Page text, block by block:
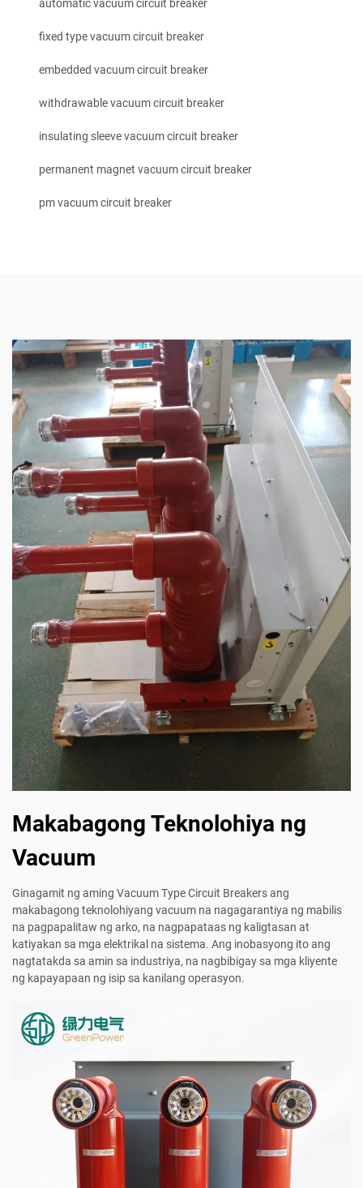
automatic vacuum circuit breaker
fixed type vacuum circuit breaker
embedded vacuum circuit breaker
withdrawable vacuum circuit breaker
insulating sleeve vacuum circuit breaker
permanent magnet vacuum circuit breaker
pm vacuum circuit breaker
Makabagong Teknolohiya ng
Vacuum
Ginagamit ng aming Vacuum Type Circuit Breakers ang
makabagong teknolohiyang vacuum na nagagarantiya ng mabilis
na pagpapalitaw ng arko, na nagpapataas ng kaligtasan at
katiyakan sa mga elektrikal na sistema. Ang inobasyong ito ang
nagtatakda sa amin sa industriya, na nagbibigay sa mga kliyente
ng kapayapaan ng isip sa kanilang operasyon.